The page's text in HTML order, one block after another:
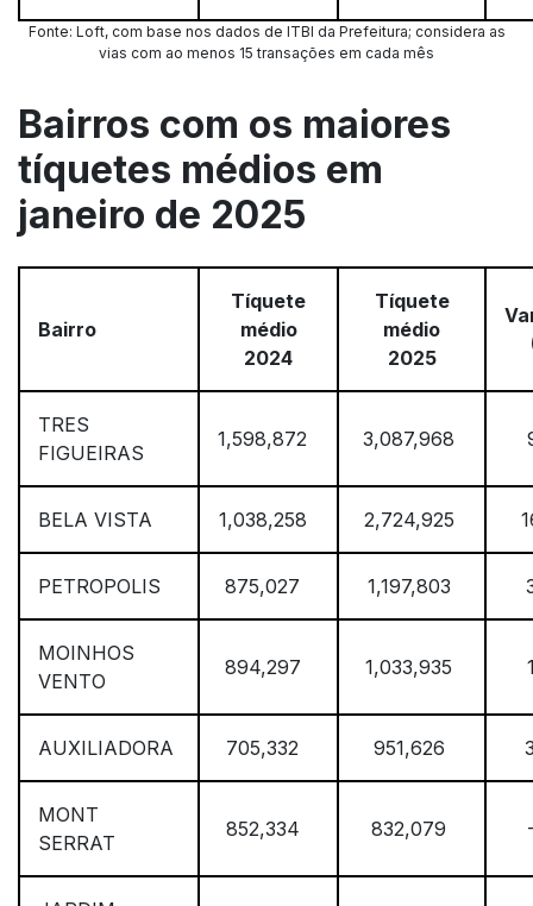
Fonte: Loft, com base nos dados de ITBI da Prefeitura; considera as
vias com ao menos 15 transações em cada mês
Bairros com os maiores
tíquetes médios em
janeiro de 2025
Bairro
Tíquete
médio
2024
Tíquete
médio
2025
TRES
FIGUEIRAS
1,598,872 3,087,968
BELA VISTA 1,038,258 2,724,925
PETROPOLIS 875,027 1,197,803
MOINHOS
VENTO
894,297 1,033,935
AUXILIADORA 705,332 951,626
MONT
SERRAT
852,334 832,079